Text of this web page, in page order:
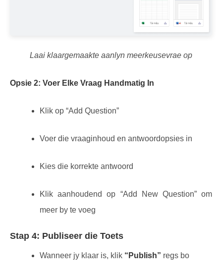
Laai klaargemaakte aanlyn meerkeusevrae op
Opsie 2: Voer Elke Vraag Handmatig In
Klik op “Add Question”
Voer die vraaginhoud en antwoordopsies in
Kies die korrekte antwoord
Klik aanhoudend op “Add New Question” om
meer by te voeg
Stap 4: Publiseer die Toets
Wanneer jy klaar is, klik “Publish” regs bo